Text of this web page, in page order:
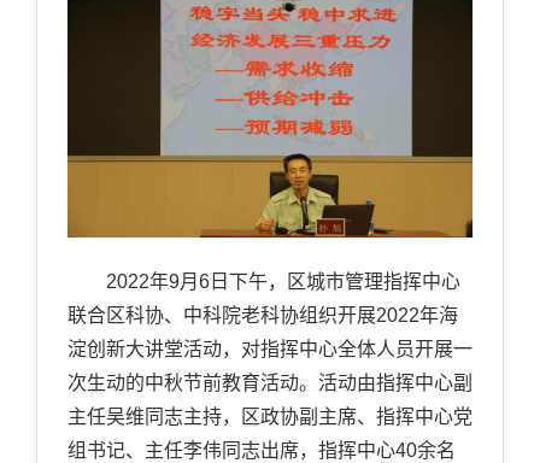
2022年9月 6 日下午，区城市管理指挥中心
联合区科协、中科院老科协组织开展2022年海
淀创新大讲堂活动，对指挥中心全体人员开展一
次生动的中秋节前教育活动。活动由指挥中心副
主任吴维同志主持，区政协副主席、指挥中心党
组书记、主任李伟同志出席，指挥中心40余名